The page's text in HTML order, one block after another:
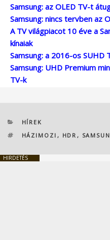
Samsung: az OLED TV-t
Samsung: nincs tervben az
A TV világpiacot 10 éve a
kínaiak
Samsung: a 2016-os SUHD
Samsung: UHD Premium
TV-k
KATEGÓRIÁK
HÍREK
CÍMKÉK
HÁZIMOZI , HDR ,
HIRDETÉS